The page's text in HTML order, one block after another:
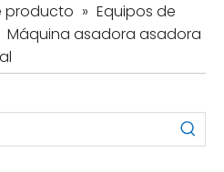
producto » Equipos de
Máquina asadora asadora